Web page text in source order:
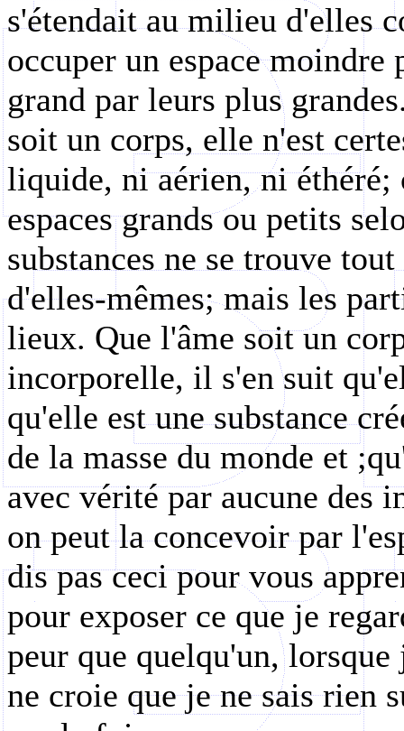
s'étendait au milieu d'elles
occuper un espace
grand par leurs plus
soit un corps, elle n'est
liquide, ni aérien, ni éthéré;
espaces grands ou petits
substances ne se trouve
d'elles-mêmes; mais les
lieux. Que l'âme soit un
incorporelle, il s'en suit
qu'elle est une substance
de la masse du monde et
avec vérité par aucune des
on peut la concevoir par
dis pas ceci pour vous
pour exposer ce que je
peur que quelqu'un,
ne croie que je ne sais rien